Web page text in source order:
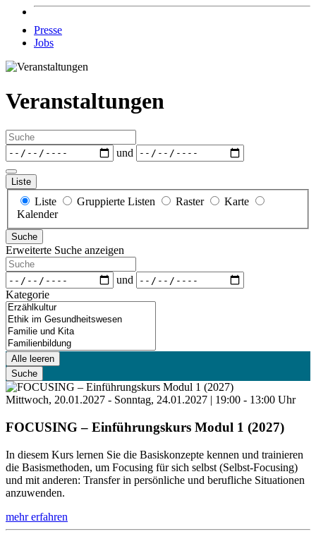
Presse
Jobs
Veranstaltungen
Suche
Daten
und
Liste
Anzeigetyp
für
Suchergebnisse
Liste Gruppierte Listen Raster
Karte
Kalender
Suche
Erweiterte Suche anzeigen
Suche
Daten
und
Kategorie
Kategorie
Alle leeren
Suche
Mittwoch, 20.01.2027 - Sonntag, 24.01.2027 | 19:00 - 13:00 Uhr
FOCUSING – Einführungskurs Modul 1 (2027)
In diesem Kurs lernen Sie die Basiskonzepte kennen und trainieren
die Basismethoden, um Focusing für sich selbst (Selbst-Focusing)
und mit anderen: Transfer in persönliche und berufliche Situationen
anzuwenden.
mehr erfahren